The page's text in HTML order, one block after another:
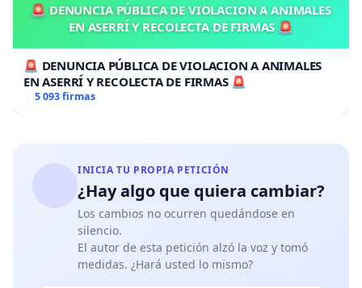
🚨 DENUNCIA PÚBLICA DE VIOLACION A ANIMALES
EN ASERRÍ Y RECOLECTA DE FIRMAS 🚨
🚨 DENUNCIA PÚBLICA DE VIOLACION A ANIMALES
EN ASERRÍ Y RECOLECTA DE FIRMAS 🚨
5 093 firmas
INICIA TU PROPIA PETICIÓN
¿Hay algo que quiera cambiar?
Los cambios no ocurren quedándose en
silencio.
El autor de esta petición alzó la voz y tomó
medidas. ¿Hará usted lo mismo?